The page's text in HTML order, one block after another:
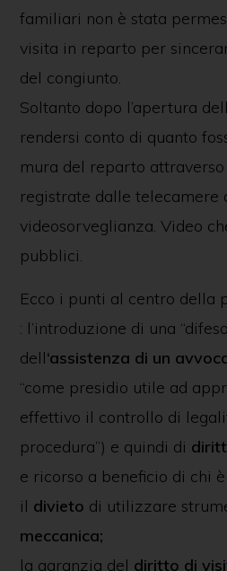
familiari non è stata
visita in reparto per
del congiunto.
Soltanto dopo l’apertura
rendersi conto di quanto
mura del reparto
registrate dalle telecamere
videosorveglianza. Video
pubblici.
Ecco i punti al centro della
: l’introduzione di una
dell‘assistenza di un
“come presidio utile ad
effettivo il controllo di
procedura”) e quindi di
e ricorso a beneficio di chi
il divieto di utilizzare
meccanica;
la garanzia del diritto di